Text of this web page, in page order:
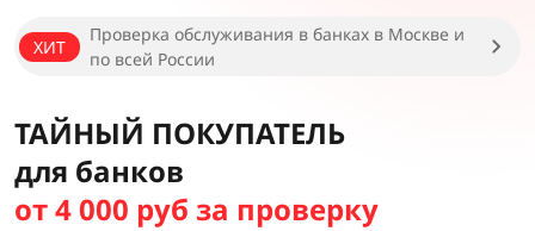
ХИТ
Проверка обслуживания в банках в Москве и
по всей России
ТАЙНЫЙ ПОКУПАТЕЛЬ
для банков
от 4 000 руб за проверку